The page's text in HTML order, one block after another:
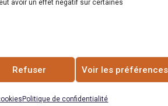
avoir un effet négatif sur certaines
Refuser Voir les préférences
Politique de confidentialité
membre de: